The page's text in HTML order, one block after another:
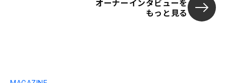
オーナーインタビューを
もっと見る